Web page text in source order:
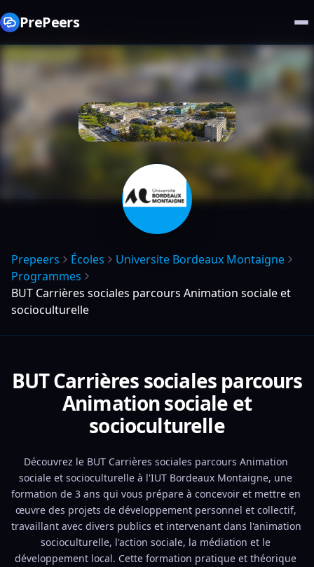
PrePeers
Prepeers Écoles
Universite Bordeaux Montaigne
Programmes
BUT Carrières sociales parcours Animation sociale et
socioculturelle
BUT Carrières sociales parcours
Animation sociale et
socioculturelle
Découvrez le BUT Carrières sociales parcours Animation
sociale et socioculturelle à l'IUT Bordeaux Montaigne, une
formation de 3 ans qui vous prépare à concevoir et mettre en
œuvre des projets de développement personnel et collectif,
travaillant avec divers publics et intervenant dans l'animation
socioculturelle, l'action sociale, la médiation et le
développement local. Cette formation pratique et théorique